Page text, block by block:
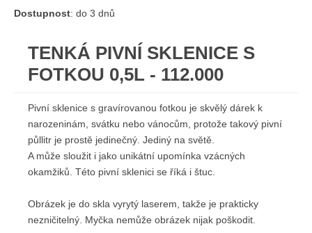
Dostupnost: do 3 dnů
TENKÁ PIVNÍ SKLENICE S
FOTKOU 0,5L - 112.000
Pivní sklenice s gravírovanou fotkou je skvělý dárek k
narozeninám, svátku nebo vánocům, protože takový pivní
půllitr je prostě jedinečný. Jediný na světě.
A může sloužit i jako unikátní upomínka vzácných
okamžiků. Této pivní sklenici se říká i štuc.
Obrázek je do skla vyrytý laserem, takže je prakticky
nezničitelný. Myčka nemůže obrázek nijak poškodit.